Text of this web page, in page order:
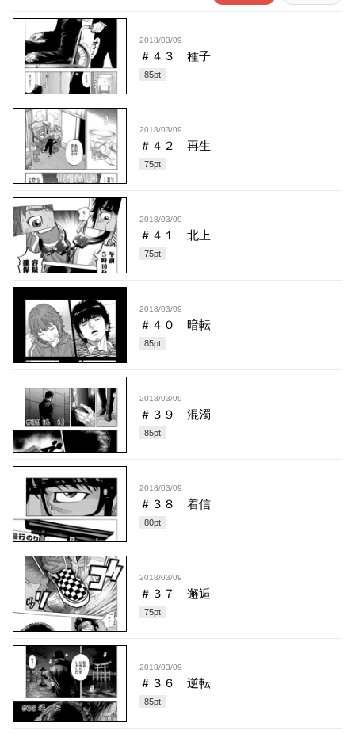
2018/03/09
＃４３ 種子
85pt
2018/03/09
＃４２ 再生
75pt
2018/03/09
＃４１ 北上
75pt
2018/03/09
＃４０ 暗転
85pt
2018/03/09
＃３９ 混濁
85pt
2018/03/09
＃３８ 着信
80pt
2018/03/09
＃３７ 邂逅
75pt
2018/03/09
＃３６ 逆転
85pt